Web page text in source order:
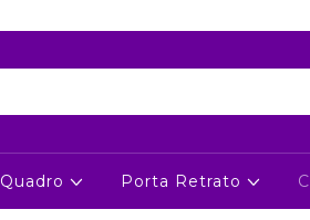
Quadro Porta Retrato